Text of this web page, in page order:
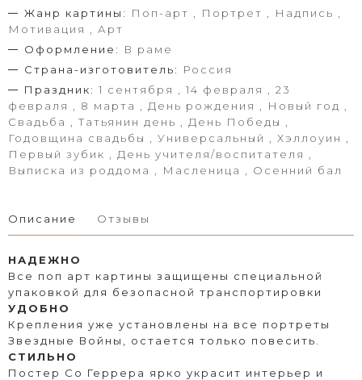
Жанр картины:
Поп-арт , Портрет , Надпись ,
Мотивация , Арт
Оформление:
В раме
Страна-изготовитель:
Россия
Праздник: 1 сентября , 14 февраля , 23
февраля , 8 марта , День рождения , Новый год ,
Свадьба , Татьянин день , День Победы ,
Годовщина свадьбы , Универсальный , Хэллоуин ,
Первый зубик , День учителя/воспитателя ,
Выписка из роддома , Масленица , Осенний бал
Описание Отзывы
НАДЕЖНО
Все поп арт картины защищены специальной
упаковкой для безопасной транспортировки
УДОБНО
Крепления уже установлены на все портреты
Звездные Войны, остается только повесить.
СТИЛЬНО
Постер Со Геррера ярко украсит интерьер и